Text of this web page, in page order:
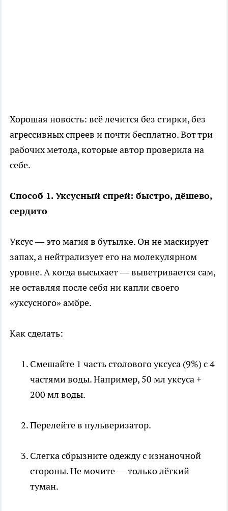
Хорошая новость: всё лечится без стирки, без
агрессивных спреев и почти бесплатно. Вот три
рабочих метода, которые автор проверила на
себе.
Способ 1. Уксусный спрей: быстро, дёшево,
сердито
Уксус — это магия в бутылке. Он не маскирует
запах, а нейтрализует его на молекулярном
уровне. А когда высыхает — выветривается сам,
не оставляя после себя ни капли своего
«уксусного» амбре.
Как сделать:
Смешайте 1 часть столового уксуса (9%) с 4
частями воды. Например, 50 мл уксуса +
200 мл воды.
Перелейте в пульверизатор.
Слегка сбрызните одежду с изнаночной
стороны. Не мочите — только лёгкий
туман.